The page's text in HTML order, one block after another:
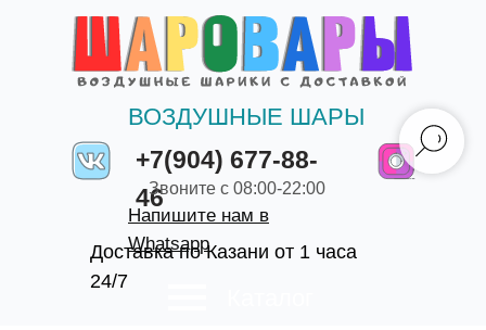
+7(904) 677-88-
46
ВОЗДУШНЫЕ ШАРЫ
Доставка по Казани от 1 часа
24/7
Звоните с 08:00-22:00
Напишите нам в
Whatsapp